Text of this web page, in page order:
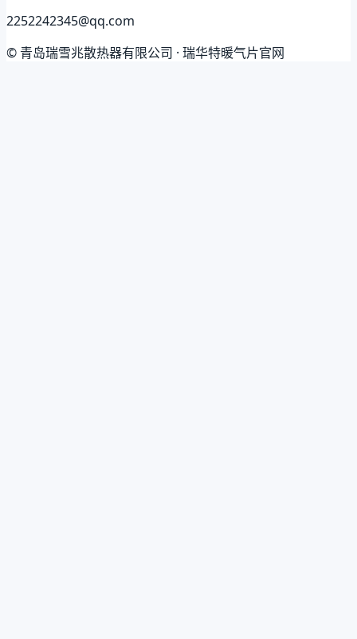
2252242345@qq.com
© 青岛瑞雪兆散热器有限公司 · 瑞华特暖气片官网